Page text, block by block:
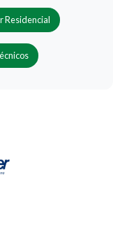
Residencial